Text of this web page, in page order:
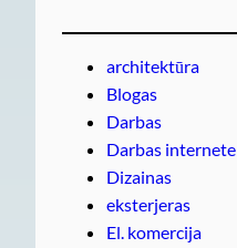
architektūra
Blogas
Darbas
Darbas internete
Dizainas
eksterjeras
El. komercija